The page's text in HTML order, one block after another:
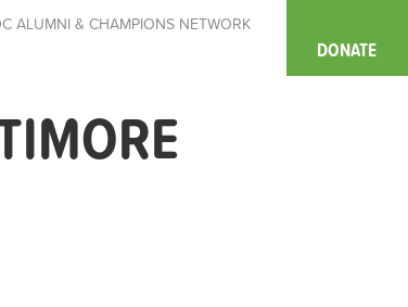
ALUMNI & CHAMPIONS NETWORK
DONATE